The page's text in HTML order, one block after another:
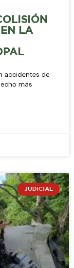
EN LA
accidentes de
más
JUDICIAL